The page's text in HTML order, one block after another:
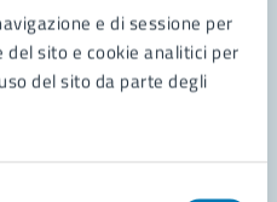
e di sessione per
sito e cookie analitici per
del sito da parte degli